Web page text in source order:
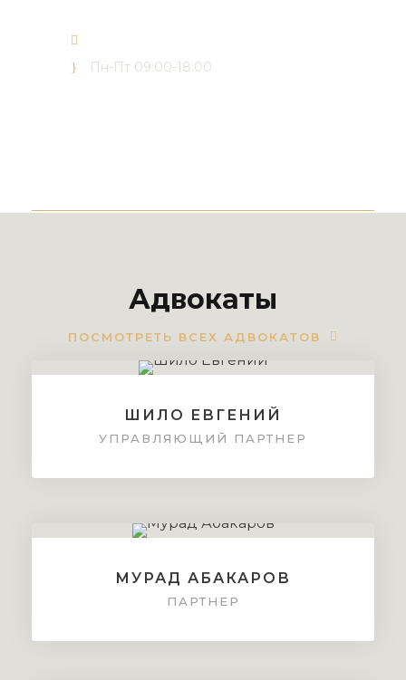
Пн-Пт 09:00-18:00
Адвокаты
ПОСМОТРЕТЬ ВСЕХ АДВОКАТОВ
ШИЛО ЕВГЕНИЙ
УПРАВЛЯЮЩИЙ ПАРТНЕР
МУРАД АБАКАРОВ
ПАРТНЕР